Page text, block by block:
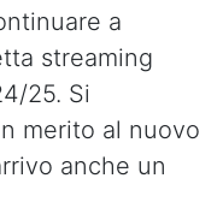
a
streaming
25. Si
merito al nuovo
anche un